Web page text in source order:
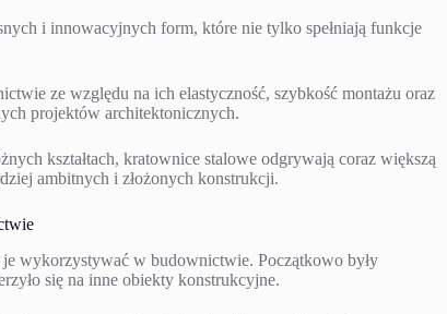
i innowacyjnych form, które nie tylko spełniają funkcje
ze względu na ich elastyczność, szybkość montażu oraz
projektów architektonicznych.
kształtach, kratownice stalowe odgrywają coraz większą
ambitnych i złożonych konstrukcji.
wykorzystywać w budownictwie. Początkowo były
się na inne obiekty konstrukcyjne.